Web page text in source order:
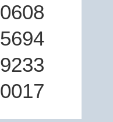
0608
5694
9233
0017